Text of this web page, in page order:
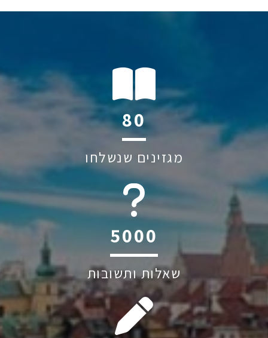
115
מגזינים שנשלחו
6045
שאלות ותשובות